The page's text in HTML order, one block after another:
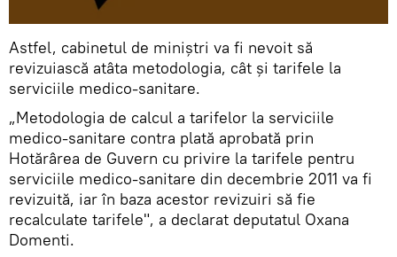
Astfel, cabinetul de miniștri va fi nevoit să
revizuiască atâta metodologia, cât și tarifele la
serviciile medico-sanitare.
„Metodologia de calcul a tarifelor la serviciile
medico-sanitare contra plată aprobată prin
Hotărârea de Guvern cu privire la tarifele pentru
serviciile medico-sanitare din decembrie 2011 va fi
revizuită, iar în baza acestor revizuiri să fie
recalculate tarifele", a declarat deputatul Oxana
Domenti.